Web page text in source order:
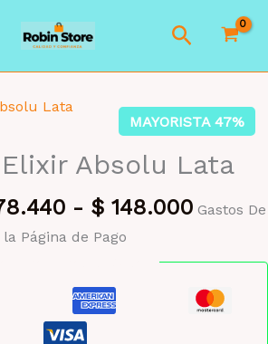
Buscar
MAYORISTA 47%
Absolu Lata
- $ 148.000 Gastos De
Página de Pago